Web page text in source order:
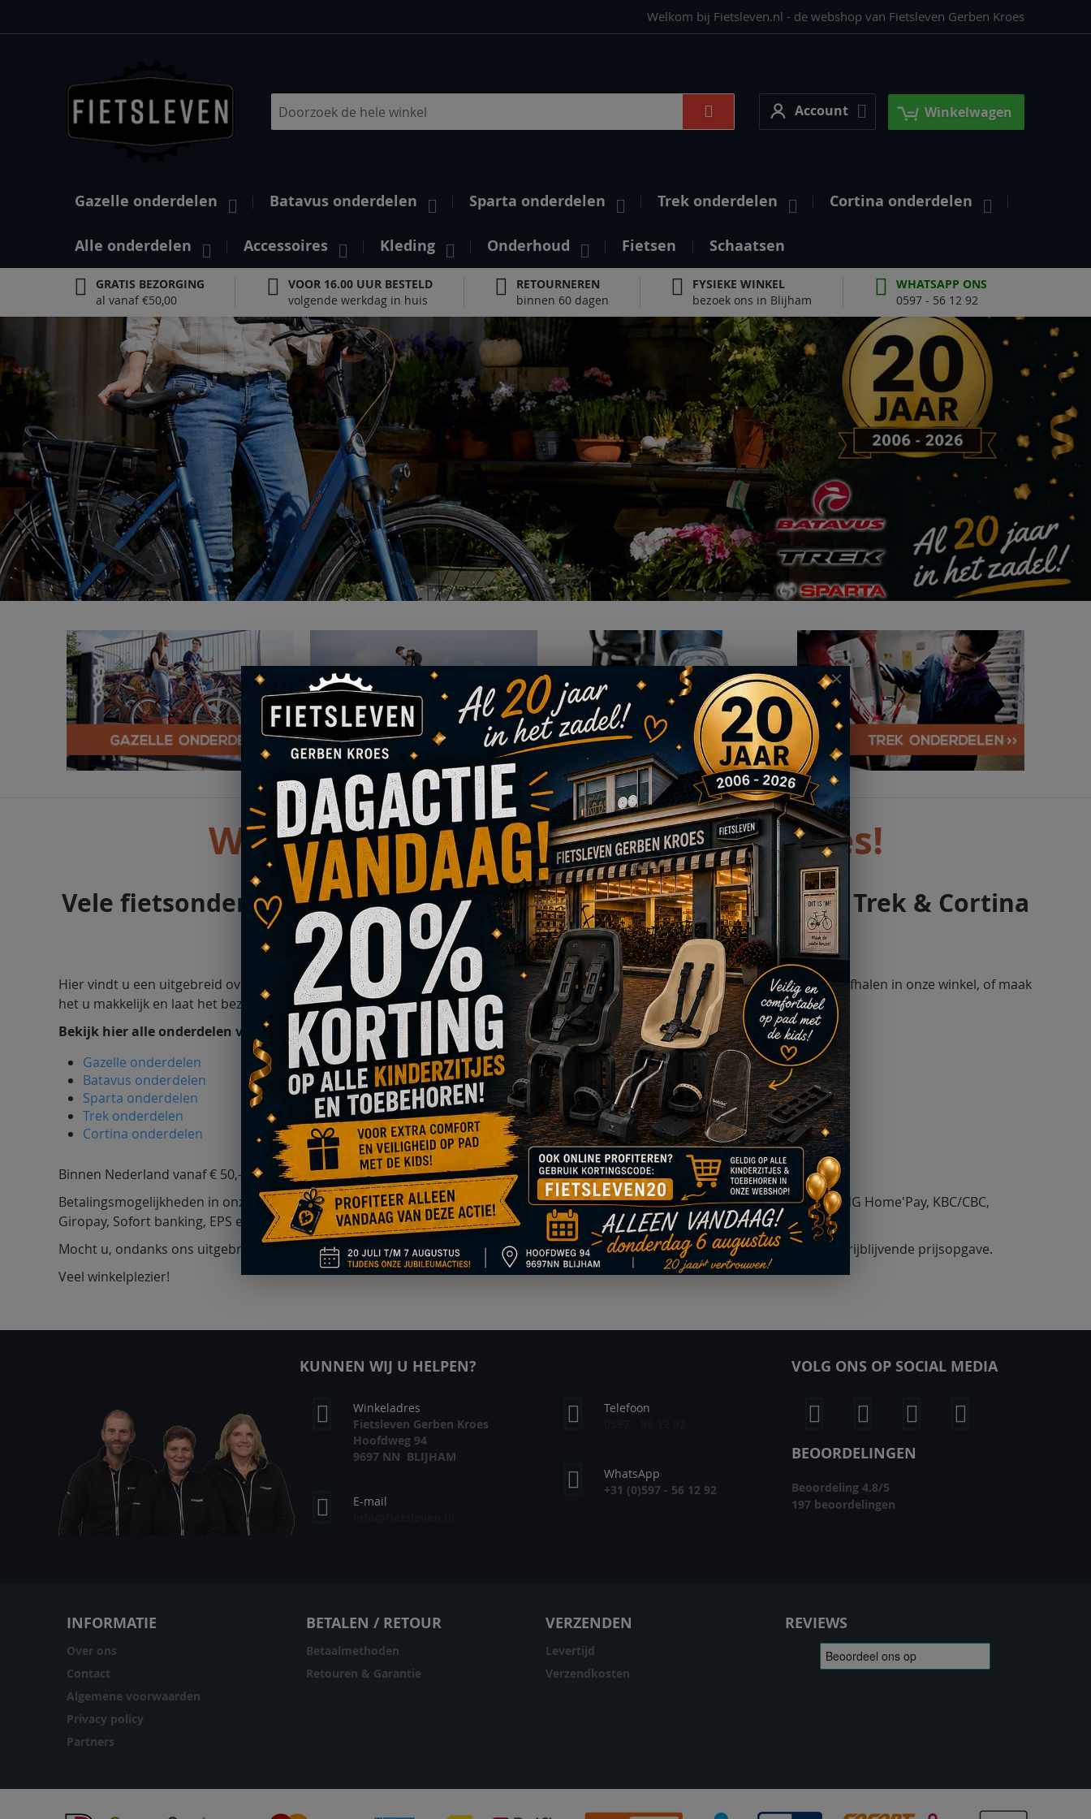
naar
Welkom bij Fietsleven.nl - de webshop van Fietsleven Gerben Kroes
AccountAccount Winkelwagen
Gazelle onderdelen Batavus onderdelen Sparta onderdelen Trek onderdelen Cortina onderdelen
Alle onderdelen Accessoires Kleding Onderhoud Fietsen Schaatsen
GRATIS BEZORGING
al vanaf €50,00
VOOR 16.00 UUR BESTELD
volgende werkdag in huis
RETOURNEREN
binnen 60 dagen
FYSIEKE WINKEL
bezoek ons in Blijham
WHATSAPP ONS
0597 - 56 12 92
Welkom bij Fietsleven Gerben Kroes!
Vele fietsonderdelen van onder andere Gazelle, Batavus, Sparta, Trek & Cortina
op voorraad.
Hier vindt u een uitgebreid overzicht van onze fietsaccessoires en -onderdelen. Er zijn meerdere mogelijkheden om te bestellen: afhalen in onze winkel, of maak
het u makkelijk en laat het bezorgen!
Bekijk hier alle onderdelen van Gazelle, Batavus, Sparta, Trek en Cortina:
Gazelle onderdelen
Batavus onderdelen
Sparta onderdelen
Trek onderdelen
Cortina onderdelen
Binnen Nederland vanaf € 50,- gratis bezorgd, voor de overige tarieven bekijk deverzendtarieven.
Betalingsmogelijkheden in onze webwinkel zijn iDeal, AfterPay, PayPal, MasterCard, VISA, American Express, Bancontact, Belfius, ING Home'Pay, KBC/CBC,
Giropay, Sofort banking, EPS en Apple Pay. Lees meer over betalen op onze paginabetalingsmethodes
Mocht u, ondanks ons uitgebreide assortiment, niet kunnen vinden wat u zoekt? Neem dan gerustcontactmet ons op voor een vrijblijvende prijsopgave.
Veel winkelplezier!
KUNNEN WIJ U HELPEN?
Winkeladres
Fietsleven Gerben Kroes
Hoofdweg 94
9697 NN BLIJHAM
E-mail
Telefoon
WhatsApp
+31 (0)597 - 56 12 92
VOLG ONS OP SOCIAL MEDIA
BEOORDELINGEN
Beoordeling 4.8/5
197 beoordelingen
INFORMATIE
Over ons
Contact
Algemene voorwaarden
Privacy policy
Partners
BETALEN / RETOUR
Betaalmethoden
Retouren & Garantie
VERZENDEN
Levertijd
Verzendkosten
REVIEWS